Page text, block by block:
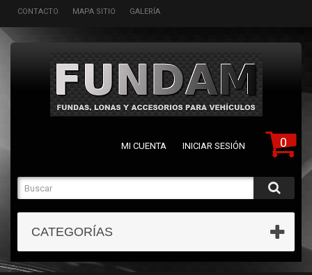
CONTACTO MAPA SITIO GALERÍA
0
MI CUENTA INICIAR SESIÓN
CATEGORÍAS